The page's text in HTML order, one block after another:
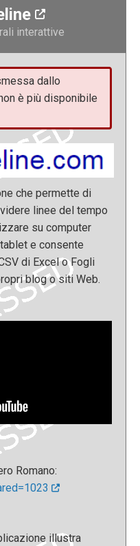
interattive
dallo
è più disponibile
che permette di
linee del tempo
su computer
e consente
di Excel o Fogli
blog o siti Web.
Romano:
illustra